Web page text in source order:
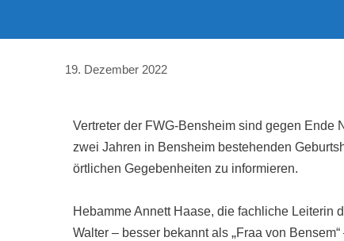
19. Dezember 2022
Vertreter der FWG-Bensheim sind gegen Ende
zwei Jahren in Bensheim bestehenden
örtlichen Gegebenheiten zu informieren.
Hebamme Annett Haase, die fachliche Leiterin
Walter – besser bekannt als „Fraa von